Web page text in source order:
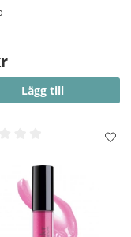
Lägg till